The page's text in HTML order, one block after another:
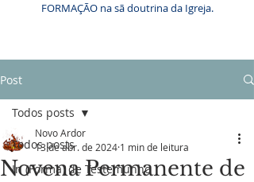
FORMAÇÃO na sã doutrina da Igreja.
Post
Todos posts
In (Forma) de Testemunho
Todos posts
Novena Permanente de
Novo Ardor
13 de abr. de 2024 1 min de leitura